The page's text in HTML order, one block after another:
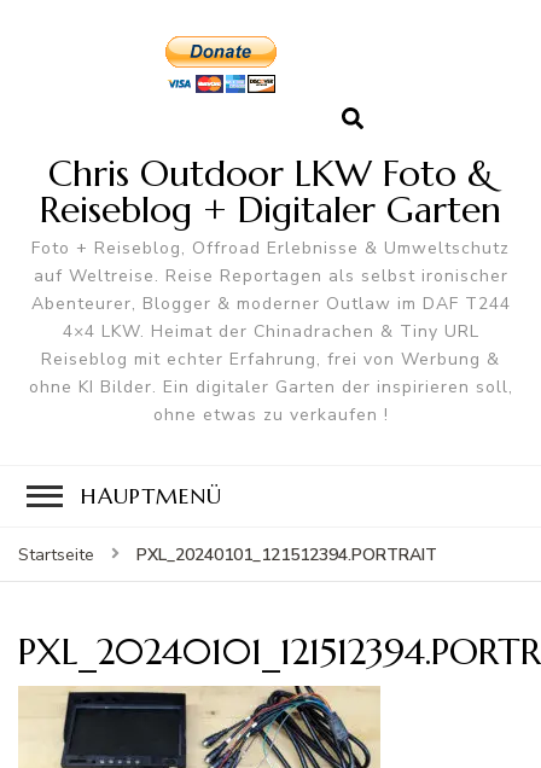
Chris Outdoor LKW Foto &
Reiseblog + Digitaler Garten
Foto + Reiseblog, Offroad Erlebnisse & Umweltschutz
auf Weltreise. Reise Reportagen als selbst ironischer
Abenteurer, Blogger & moderner Outlaw im DAF T244
4×4 LKW. Heimat der Chinadrachen & Tiny URL
Reiseblog mit echter Erfahrung, frei von Werbung &
ohne KI Bilder. Ein digitaler Garten der inspirieren soll,
ohne etwas zu verkaufen !
HAUPTMENÜ
Startseite PXL_20240101_121512394.PORTRAIT